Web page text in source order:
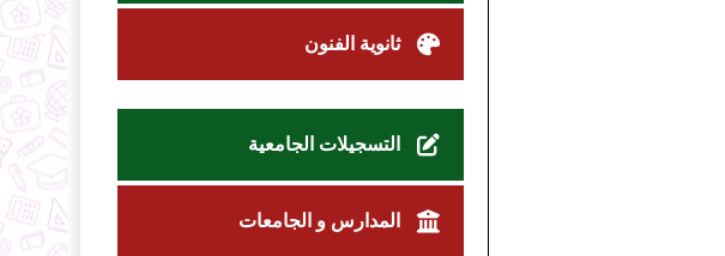
ثانوية الفنون
التسجيلات الجامعية
المدارس و الجامعات